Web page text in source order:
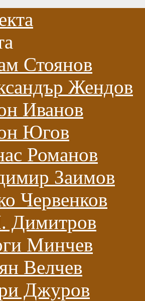
Стоянов
Жендов
Иванов
Югов
Романов
Заимов
Червенков
Димитров
Минчев
Велчев
Джуров